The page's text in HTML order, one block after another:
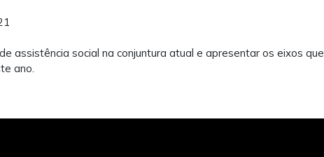
assistência social na conjuntura atual e apresentar os eixos que
ano.